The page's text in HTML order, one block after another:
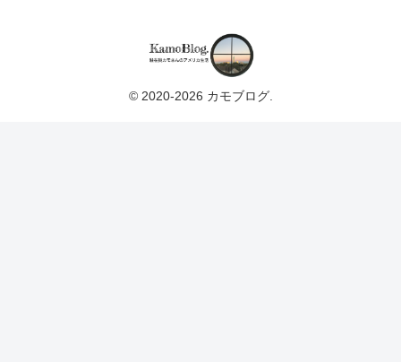
© 2020-2026 カモブログ.